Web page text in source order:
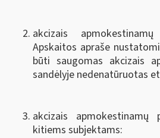
akcizais
Apskaitos apraše
būti saugomas akcizais
sandėlyje nedenatūruotas
akcizais apmokestinamų
kitiems subjektams: